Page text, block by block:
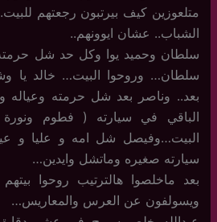
متلعوزين كيف بيرتبون رجعتهم
الشباب.. عشان ايوونهم..
سلطان وحميد يوا وكل حد شل
سلطان… وروحوا البيت… خالد يا
بعد.. وناصر بعد شل حرمته
الباقي في سيارته ( فطوم
البيت…وفيصل شل امه و عليا و
سيارته صغيره وماتشل وايدين…
بعد ماخلصوا هالترتيب روحوا
ويسولفون عن العرس والمعاريس…